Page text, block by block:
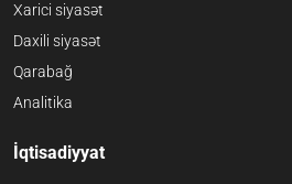
Xarici siyasət
Daxili siyasət
Qarabağ
Analitika
İqtisadiyyat